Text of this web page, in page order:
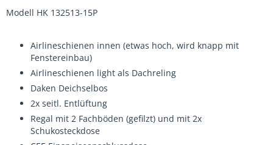
Modell HK 132513-15P
Airlineschienen innen (etwas hoch, wird knapp mit
Fenstereinbau)
Airlineschienen light als Dachreling
Daken Deichselbos
2x seitl. Entlüftung
Regal mit 2 Fachböden (gefilzt) und mit 2x
Schukosteckdose